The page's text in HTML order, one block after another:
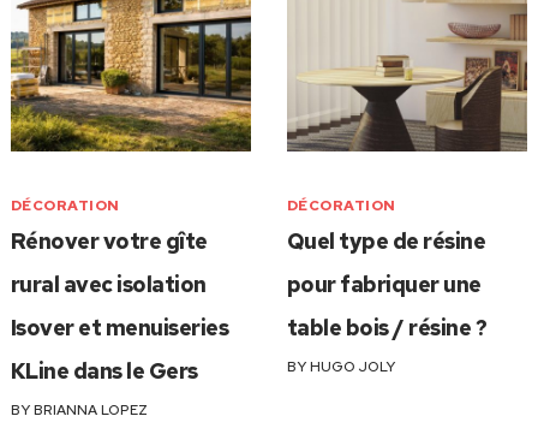
DÉCORATION
Rénover votre gîte
rural avec isolation
Isover et menuiseries
KLine dans le Gers
BYBRIANNA LOPEZ
DÉCORATION
Quel type de résine
pour fabriquer une
table bois / résine ?
BYHUGO JOLY